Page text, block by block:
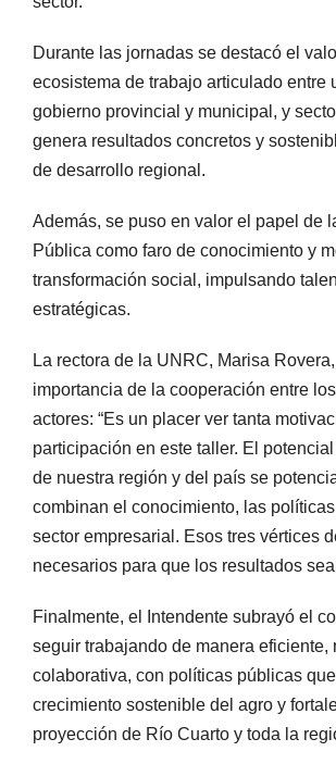
Durante las jornadas se destacó el
ecosistema de trabajo articulado entre
gobierno provincial y municipal, y
genera resultados concretos y
de desarrollo regional.
Además, se puso en valor el papel de
Pública como faro de conocimiento y
transformación social, impulsando
estratégicas.
La rectora de la UNRC, Marisa
importancia de la cooperación entre
actores: “Es un placer ver tanta
participación en este taller. El
de nuestra región y del país se
combinan el conocimiento, las
sector empresarial. Esos tres vértices
necesarios para que los resultados
Finalmente, el Intendente subrayó el
seguir trabajando de manera eficiente,
colaborativa, con políticas públicas
crecimiento sostenible del agro y
proyección de Río Cuarto y toda la